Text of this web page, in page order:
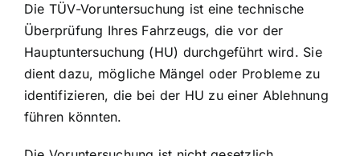
Die TÜV-Voruntersuchung ist eine technische
Überprüfung Ihres Fahrzeugs, die vor der
Hauptuntersuchung (HU) durchgeführt wird. Sie
dient dazu, mögliche Mängel oder Probleme zu
identifizieren, die bei der HU zu einer Ablehnung
führen könnten.